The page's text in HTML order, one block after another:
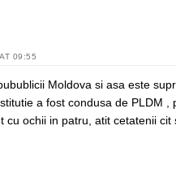
09:55
Moldova si asa este
a fost condusa de PLDM ,
cu ochii in patru, atit cetatenii cit